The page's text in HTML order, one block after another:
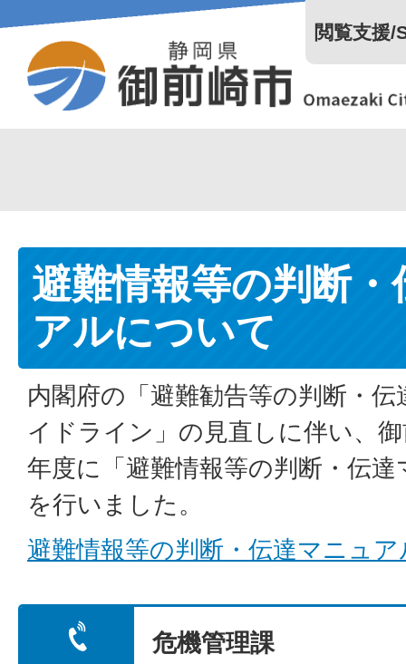
閲覧支援
避難情報等の判断
アルについて
内閣府の「避難勧告等の判断・
イドライン」の見直しに伴い、
年度に「避難情報等の判断・伝
を行いました。
避難情報等の判断・伝達マニュア
危機管理課